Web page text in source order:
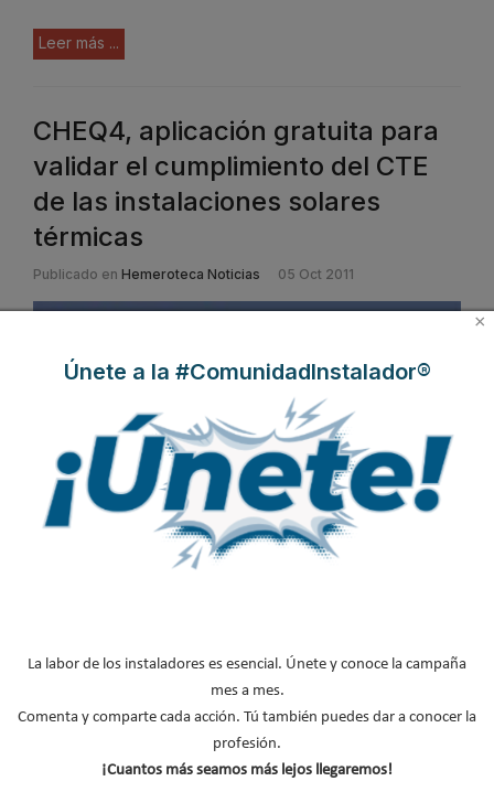
Leer más ...
CHEQ4, aplicación gratuita para
validar el cumplimiento del CTE
de las instalaciones solares
térmicas
Publicado en Hemeroteca Noticias 05 Oct 2011
El Instituto para La Diversificación y Ahorro de la Energía (IDAE) y
la Asociación Solar de la Industria Térmica (ASIT) han elaborado
×
Únete a la #ComunidadInstalador®
La labor de los instaladores es esencial. Únete y conoce la campaña
mes a mes.
Comenta y comparte cada acción. Tú también puedes dar a conocer la
profesión.
¡Cuantos más seamos más lejos llegaremos!